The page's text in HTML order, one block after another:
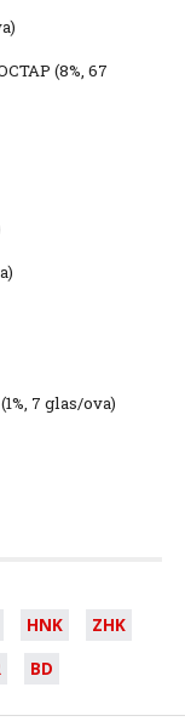
(8%, 67
(1%, 7 glas/ova)
HNK
ZHK
BD